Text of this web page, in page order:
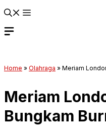
Home » Olahraga » Meriam
Meriam
Bungkam